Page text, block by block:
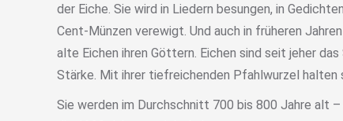
der Eiche. Sie wird in Liedern besungen, in
Cent-Münzen verewigt. Und auch in früheren
alte Eichen ihren Göttern. Eichen sind seit jeher
Stärke. Mit ihrer tiefreichenden Pfahlwurzel halten
Sie werden im Durchschnitt 700 bis 800 Jahre alt